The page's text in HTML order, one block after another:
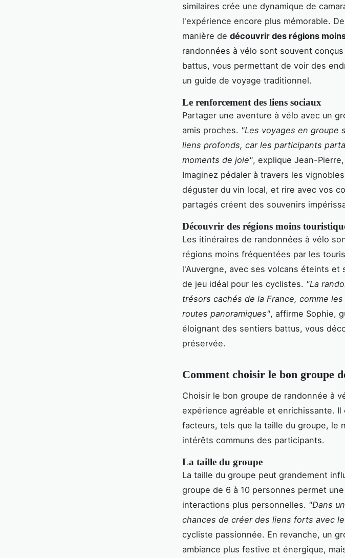
similaires crée une dynamique de
l'expérience encore plus mémorable.
manière de découvrir des régions
randonnées à vélo sont souvent
battus, vous permettant de voir des
un guide de voyage traditionnel.
Le renforcement des liens sociaux
Partager une aventure à vélo avec un
amis proches. "Les voyages en groupe
liens profonds, car les participants
moments de joie", explique Jean-
Imaginez pédaler à travers les
déguster du vin local, et rire avec vos
partagés créent des souvenirs
Découvrir des régions moins
Les itinéraires de randonnées à vélo
régions moins fréquentées par les
l'Auvergne, avec ses volcans éteints et
de jeu idéal pour les cyclistes. "La
trésors cachés de la France, comme
routes panoramiques", affirme Sophie,
éloignant des sentiers battus, vous
préservée.
Comment choisir le bon groupe
Choisir le bon groupe de randonnée à
expérience agréable et enrichissante.
facteurs, tels que la taille du groupe, le
intérêts communs des participants.
La taille du groupe
La taille du groupe peut grandement
groupe de 6 à 10 personnes permet
interactions plus personnelles. "Dans
chances de créer des liens forts avec
cycliste passionnée. En revanche, un
ambiance plus festive et énergique,